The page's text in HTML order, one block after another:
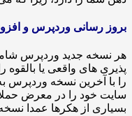
وردپرس و افزونه
جدید وردپرس شامل
واقعی یا بالقوه را
نسخه وردپرس به روز
را در معرض حملات قرار
از هکرها عمدا نسخه های